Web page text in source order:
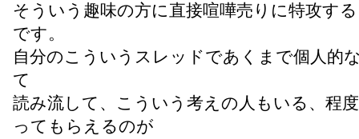
そういう趣味の方に直接喧嘩売りに特攻す
です。
自分のこういうスレッドであくまで個人的
て
読み流して、こういう考えの人もいる、程
ってもらえるのが